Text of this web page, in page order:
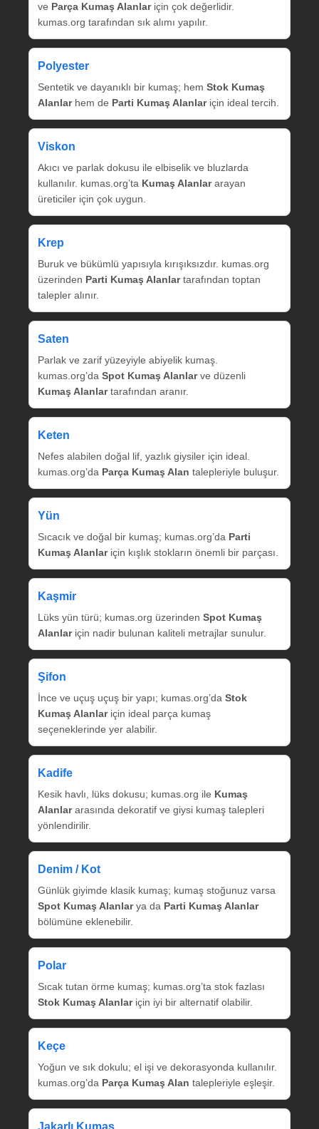
ve Parça Kumaş Alanlariçin çok değerlidir.
kumas.org tarafından sık alımı yapılır.
Polyester
Sentetik ve dayanıklı bir kumaş; hem Stok Kumaş
Alanlarhem de Parti Kumaş Alanlariçin ideal tercih.
Viskon
Akıcı ve parlak dokusu ile elbiselik ve bluzlarda
kullanılır. kumas.org’ta Kumaş Alanlararayan
üreticiler için çok uygun.
Krep
Buruk ve bükümlü yapısıyla kırışıksızdır. kumas.org
üzerinden Parti Kumaş Alanlartarafından toptan
talepler alınır.
Saten
Parlak ve zarif yüzeyiyle abiyelik kumaş.
kumas.org’da Spot Kumaş Alanlarve düzenli
Kumaş Alanlartarafından aranır.
Keten
Nefes alabilen doğal lif, yazlık giysiler için ideal.
kumas.org’da Parça Kumaş Alan talepleriyle buluşur.
Yün
Sıcacık ve doğal bir kumaş; kumas.org’da Parti
Kumaş Alanlariçin kışlık stokların önemli bir parçası.
Kaşmir
Lüks yün türü; kumas.org üzerinden Spot Kumaş
Alanlariçin nadir bulunan kaliteli metrajlar sunulur.
Şifon
İnce ve uçuş uçuş bir yapı; kumas.org’da Stok
Kumaş Alanlariçin ideal parça kumaş
seçeneklerinde yer alabilir.
Kadife
Kesik havlı, lüks dokusu; kumas.org ile Kumaş
Alanlararasında dekoratif ve giysi kumaş talepleri
yönlendirilir.
Denim / Kot
Günlük giyimde klasik kumaş; kumaş stoğunuz varsa
Spot Kumaş Alanlarya da Parti Kumaş Alanlar
bölümüne eklenebilir.
Polar
Sıcak tutan örme kumaş; kumas.org’ta stok fazlası
Stok Kumaş Alanlariçin iyi bir alternatif olabilir.
Keçe
Yoğun ve sık dokulu; el işi ve dekorasyonda kullanılır.
kumas.org’da Parça Kumaş Alan talepleriyle eşleşir.